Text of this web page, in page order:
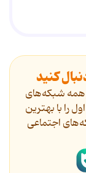
کنید
همه شبکه‌های
را با بهترین
اجتماعی